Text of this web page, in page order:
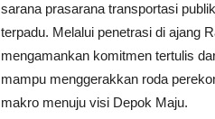
sarana prasarana transportasi
terpadu. Melalui penetrasi di ajang
mengamankan komitmen tertulis
mampu menggerakkan roda
makro menuju visi Depok Maju.